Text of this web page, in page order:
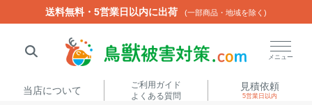
送料無料・5営業日以内に出荷 (一部商品・地域を除く)
メニュー
当店について
ご利用ガイド
よくある質問
見積依頼
5営業日以内
送料無料・5営業日以内に出荷 (一部商品・地域を除く)
閉じる